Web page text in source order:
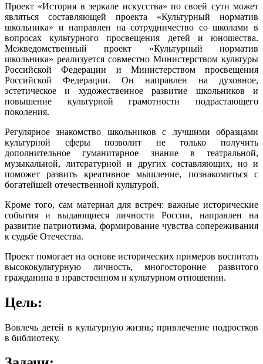
Проект «История в зеркале искусства» по своей сути может
являться составляющей проекта «Культурный норматив
школьника» и направлен на сотрудничество со школами в
вопросах культурного просвещения детей и юношества.
Межведомственный проект «Культурный норматив
школьника» реализуется совместно Министерством культуры
Российской Федерации и Министерством просвещения
Российской Федерации. Он направлен на духовное,
эстетическое и художественное развитие школьников и
повышение культурной грамотности подрастающего
поколения.
Регулярное знакомство школьников с лучшими образцами
культурной сферы позволит не только получить
дополнительное гуманитарное знание в театральной,
музыкальной, литературной и других составляющих, но и
поможет развить креативное мышление, познакомиться с
богатейшей отечественной культурой.
Кроме того, сам материал для встреч: важные исторические
события и выдающиеся личности России, направлен на
развитие патриотизма, формирование чувства сопереживания
к судьбе Отечества.
Проект помогает на основе исторических примеров воспитать
высококультурную личность, многосторонне развитого
гражданина в нравственном и культурном отношении.
Цель:
Вовлечь детей в культурную жизнь; привлечение подростков
в библиотеку.